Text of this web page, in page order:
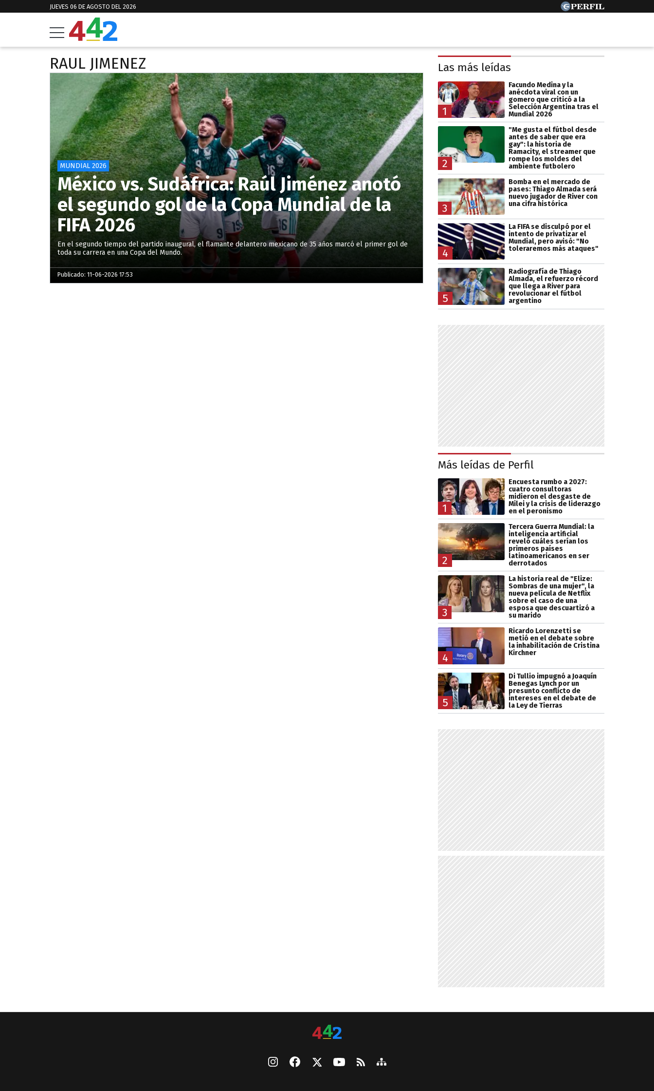
JUEVES 06 DE AGOSTO DEL 2026
RAUL JIMENEZ
MUNDIAL 2026
México vs. Sudáfrica: Raúl Jiménez anotó
el segundo gol de la Copa Mundial de la
FIFA 2026
En el segundo tiempo del partido inaugural, el flamante delantero mexicano de 35 años marcó el primer gol de
toda su carrera en una Copa del Mundo.
Publicado: 11-06-2026 17:53
Las más leídas
1
Facundo Medina y la
anécdota viral con un
gomero que criticó a la
Selección Argentina tras el
Mundial 2026
2
"Me gusta el fútbol desde
antes de saber que era
gay": la historia de
Ramacity, el streamer que
rompe los moldes del
ambiente futbolero
3
Bomba en el mercado de
pases: Thiago Almada será
nuevo jugador de River con
una cifra histórica
4
La FIFA se disculpó por el
intento de privatizar el
Mundial, pero avisó: "No
toleraremos más ataques"
5
Radiografía de Thiago
Almada, el refuerzo récord
que llega a River para
revolucionar el fútbol
argentino
Más leídas de Perfil
1
Encuesta rumbo a 2027:
cuatro consultoras
midieron el desgaste de
Milei y la crisis de liderazgo
en el peronismo
2
Tercera Guerra Mundial: la
inteligencia artificial
reveló cuáles serían los
primeros países
latinoamericanos en ser
derrotados
3
La historia real de "Elize:
Sombras de una mujer", la
nueva película de Netflix
sobre el caso de una
esposa que descuartizó a
su marido
4
Ricardo Lorenzetti se
metió en el debate sobre
la inhabilitación de Cristina
Kirchner
5
Di Tullio impugnó a Joaquín
Benegas Lynch por un
presunto conflicto de
intereses en el debate de
la Ley de Tierras